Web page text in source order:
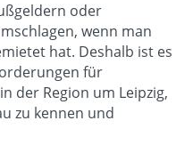
oder
wenn man
hat. Deshalb ist es
für
der Region um Leipzig,
zu kennen und